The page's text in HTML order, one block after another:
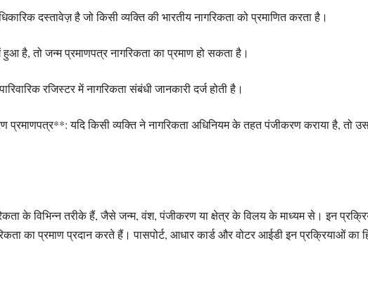
दस्तावेज़ है जो किसी व्यक्ति की भारतीय नागरिकता को प्रमाणित करता है।
है, तो जन्म प्रमाणपत्र नागरिकता का प्रमाण हो सकता है।
रजिस्टर में नागरिकता संबंधी जानकारी दर्ज होती है।
यदि किसी व्यक्ति ने नागरिकता अधिनियम के तहत पंजीकरण कराया है, तो
के विभिन्न तरीके हैं, जैसे जन्म, वंश, पंजीकरण या क्षेत्र के विलय के माध्यम से। इन
का प्रमाण प्रदान करते हैं। पासपोर्ट, आधार कार्ड और वोटर आईडी इन प्रक्रियाओं का